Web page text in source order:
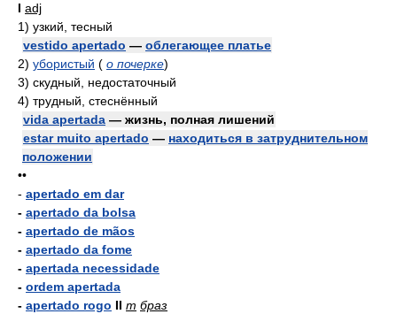
I adj
1) узкий, тесный
vestido apertado — облегающее платье
2) убористый ( о почерке)
3) скудный, недостаточный
4) трудный, стеснённый
vida apertada — жизнь, полная лишений
estar muito apertado — находиться в затруднительном
положении
••
- apertado em dar
- apertado da bolsa
- apertado de mãos
- apertado da fome
- apertada necessidade
- ordem apertada
- apertado rogo II m браз